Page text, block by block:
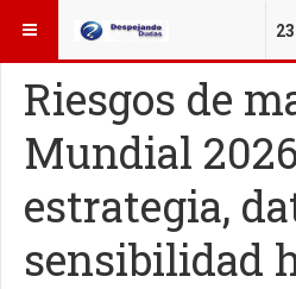
23
ESTÁ AQUÍ: MARCAS
Riesgos de
Mundial
estrategia,
sensibilidad